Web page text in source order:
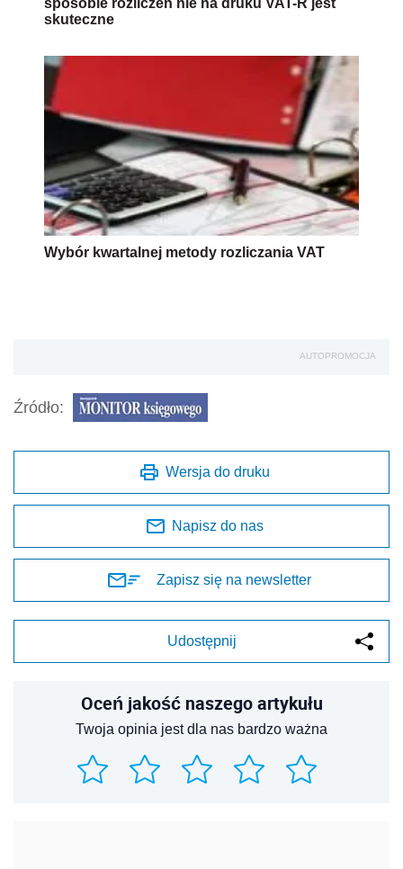
skuteczne
Wybór kwartalnej metody rozliczania VAT
AUTOPROMOCJA
Źródło:
Wersja do druku
Napisz do nas
Zapisz się na newsletter
Udostępnij
Oceń jakość naszego artykułu
Twoja opinia jest dla nas bardzo ważna